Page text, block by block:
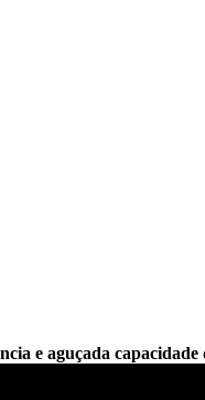
e aguçada capacidade